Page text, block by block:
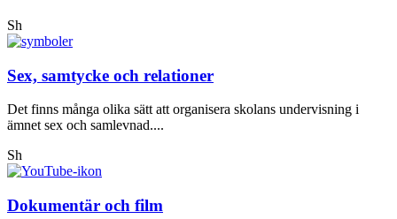
Sh
Sex, samtycke och relationer
Det finns många olika sätt att organisera skolans undervisning i
ämnet sex och samlevnad....
Sh
Dokumentär och film